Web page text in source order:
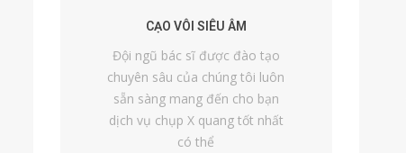
CẠO VÔI SIÊU ÂM
Đội ngũ bác sĩ được đào tạo
chuyên sâu của chúng tôi luôn
sẵn sàng mang đến cho bạn
dịch vụ chụp X quang tốt nhất
có thể